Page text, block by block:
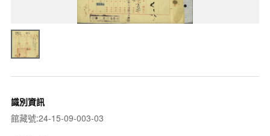
識別資訊
館藏號:24-15-09-003-03